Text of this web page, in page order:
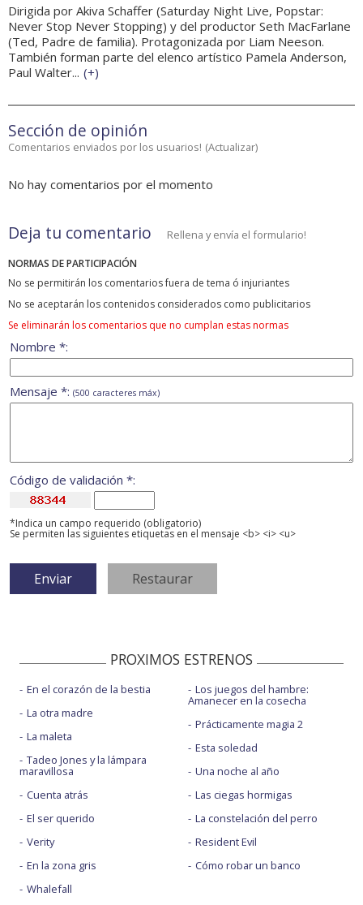
Dirigida por Akiva Schaffer (Saturday Night Live, Popstar:
Never Stop Never Stopping) y del productor Seth MacFarlane
(Ted, Padre de familia). Protagonizada por Liam Neeson.
También forman parte del elenco artístico Pamela Anderson,
Paul Walter... (+)
Sección de opinión
Comentarios enviados por los usuarios! (Actualizar)
No hay comentarios por el momento
Deja tu comentario Rellena y envía el formulario!
NORMAS DE PARTICIPACIÓN
No se permitirán los comentarios fuera de tema ó injuriantes
No se aceptarán los contenidos considerados como publicitarios
Se eliminarán los comentarios que no cumplan estas normas
Nombre *:
Mensaje *: (500 caracteres máx)
Código de validación *:
*Indica un campo requerido (obligatorio)
Se permiten las siguientes etiquetas en el mensaje <b> <i> <u>
PROXIMOS ESTRENOS
En el corazón de la bestia
La otra madre
La maleta
Tadeo Jones y la lámpara
maravillosa
Cuenta atrás
El ser querido
Verity
En la zona gris
Whalefall
Los juegos del hambre:
Amanecer en la cosecha
Prácticamente magia 2
Esta soledad
Una noche al año
Las ciegas hormigas
La constelación del perro
Resident Evil
Cómo robar un banco